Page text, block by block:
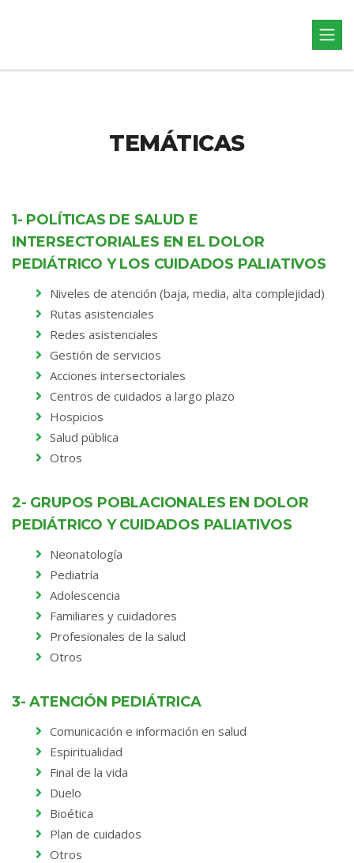
TEMÁTICAS
1- POLÍTICAS DE SALUD E
INTERSECTORIALES EN EL DOLOR
PEDIÁTRICO Y LOS CUIDADOS PALIATIVOS
Niveles de atención (baja, media, alta complejidad)
Rutas asistenciales
Redes asistenciales
Gestión de servicios
Acciones intersectoriales
Centros de cuidados a largo plazo
Hospicios
Salud pública
Otros
2- GRUPOS POBLACIONALES EN DOLOR
PEDIÁTRICO Y CUIDADOS PALIATIVOS
Neonatología
Pediatría
Adolescencia
Familiares y cuidadores
Profesionales de la salud
Otros
3- ATENCIÓN PEDIÁTRICA
Comunicación e información en salud
Espiritualidad
Final de la vida
Duelo
Bioética
Plan de cuidados
Otros